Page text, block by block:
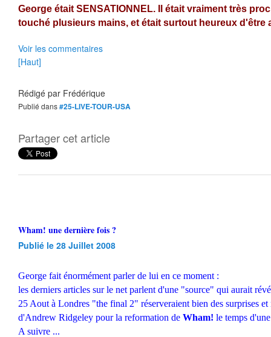
George était SENSATIONNEL. Il était vraiment très
touché plusieurs mains, et était surtout heureux d'être
Voir les commentaires
[Haut]
Rédigé par Frédérique
Publié dans#25-LIVE-TOUR-USA
Partager cet article
Wham! une dernière fois ?
Publié le 28 Juillet 2008
George fait énormément parler de lui en ce moment :
les derniers articles sur le net parlent d'une "source" qui aurait
25 Aout à Londres "the final 2" réserveraient bien des surprises et
d'Andrew Ridgeley pour la reformation de Wham! le temps
A suivre ...